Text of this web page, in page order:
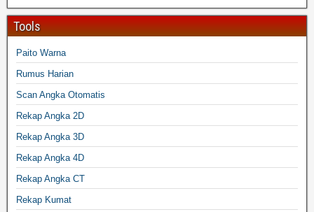
Tools
Paito Warna
Rumus Harian
Scan Angka Otomatis
Rekap Angka 2D
Rekap Angka 3D
Rekap Angka 4D
Rekap Angka CT
Rekap Kumat